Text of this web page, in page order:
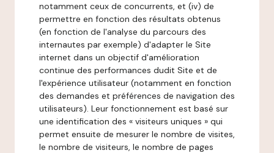
notamment ceux de concurrents, et (iv) de
permettre en fonction des résultats obtenus
(en fonction de l'analyse du parcours des
internautes par exemple) d'adapter le Site
internet dans un objectif d'amélioration
continue des performances dudit Site et de
l'expérience utilisateur (notamment en fonction
des demandes et préférences de navigation des
utilisateurs). Leur fonctionnement est basé sur
une identification des « visiteurs uniques » qui
permet ensuite de mesurer le nombre de visites,
le nombre de visiteurs, le nombre de pages